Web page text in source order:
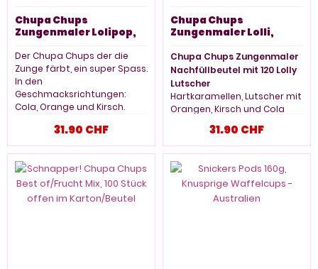
Chupa Chups
Zungenmaler Lolipop,
Stück in Box
Der Chupa Chups der die
Zunge färbt, ein super Spass.
In den
Geschmacksrichtungen:
Cola, Orange und Kirsch.
100 Stück , nur
solange Vorrat! Foto
Beispiel
31.90 CHF
Chupa Chups
Zungenmaler Lolli,
Chupa Chups Zungenmaler
Nachfüllbeutel mit 120 Lolly
Lutscher
Hartkaramellen, Lutscher mit
Orangen, Kirsch und Cola
120 Stück ca. 1200g
31.90 CHF